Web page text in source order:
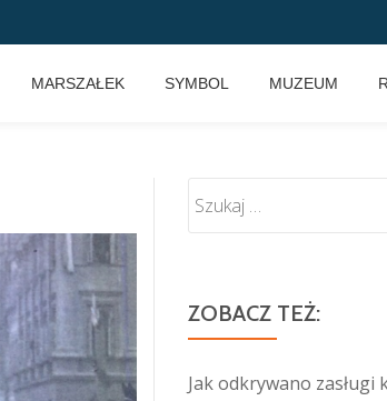
MARSZAŁEK SYMBOL MUZEUM
ZOBACZ TEŻ:
Jak odkrywano zasługi